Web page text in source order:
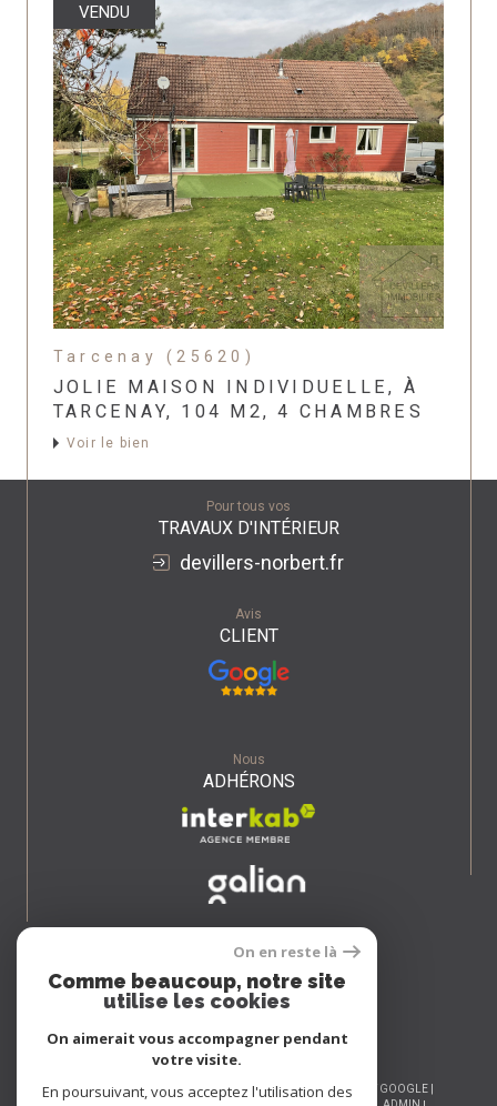
VENDU
Tarcenay (25620)
JOLIE MAISON INDIVIDUELLE, À
TARCENAY, 104 M2, 4 CHAMBRES
Voir le bien
Pour tous vos
TRAVAUX D'INTÉRIEUR
devillers-norbert.fr
Avis
CLIENT
Nous
ADHÉRONS
© 2026 | TOUS DROITS RÉSERVÉS | TRADUCTION POWERED BY GOOGLE |
On en reste là
Comme beaucoup, notre site
utilise les cookies
On aimerait vous accompagner pendant
votre visite.
En poursuivant, vous acceptez l'utilisation des